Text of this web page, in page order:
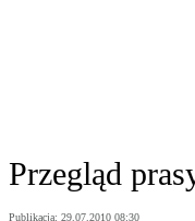
Przegląd
Publikacja: 29.07.2010 08:30